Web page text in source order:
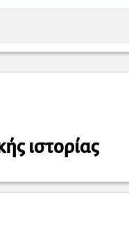
ιστορίας